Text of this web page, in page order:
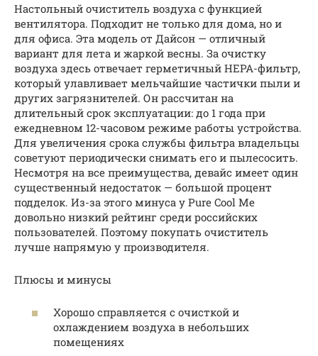
Настольный очиститель воздуха с функцией
вентилятора. Подходит не только для дома, но и
для офиса. Эта модель от Дайсон — отличный
вариант для лета и жаркой весны. За очистку
воздуха здесь отвечает герметичный HEPA-фильтр,
который улавливает мельчайшие частички пыли и
других загрязнителей. Он рассчитан на
длительный срок эксплуатации: до 1 года при
ежедневном 12-часовом режиме работы устройства.
Для увеличения срока службы фильтра владельцы
советуют периодически снимать его и пылесосить.
Несмотря на все преимущества, девайс имеет один
существенный недостаток — большой процент
подделок. Из-за этого минуса у Pure Cool Me
довольно низкий рейтинг среди российских
пользователей. Поэтому покупать очиститель
лучше напрямую у производителя.
Плюсы и минусы
Хорошо справляется с очисткой и
охлаждением воздуха в небольших
помещениях